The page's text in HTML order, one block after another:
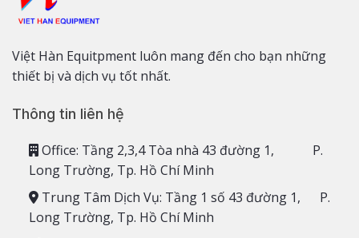
Việt Hàn Equitpment luôn mang đến cho bạn những
thiết bị và dịch vụ tốt nhất.
Thông tin liên hệ
Office: Tầng 2,3,4 Tòa nhà 43 đường 1, P.
Long Trường, Tp. Hồ Chí Minh
Trung Tâm Dịch Vụ: Tầng 1 số 43 đường 1, P.
Long Trường, Tp. Hồ Chí Minh